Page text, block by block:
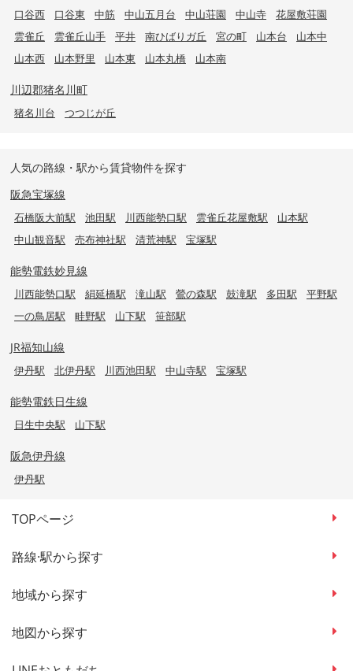
口谷西 口谷東 中筋 中山五月台 中山荘園 中山寺
花屋敷荘園
雲雀丘
雲雀丘山手 平井 南ひばりガ丘 宮の町 山本台
山本中
山本西
山本野里 山本東 山本丸橋 山本南
川辺郡猪名川町
猪名川台 つつじが丘
人気の路線・駅から賃貸物件を探す
阪急宝塚線
石橋阪大前駅 池田駅 川西能勢口駅 雲雀丘花屋敷駅
山本駅
中山観音駅
売布神社駅 清荒神駅 宝塚駅
能勢電鉄妙見線
川西能勢口駅 絹延橋駅 滝山駅 鶯の森駅 鼓滝駅 多田駅
平野駅
一の鳥居駅
畦野駅 山下駅 笹部駅
JR福知山線
伊丹駅 北伊丹駅 川西池田駅 中山寺駅 宝塚駅
能勢電鉄日生線
日生中央駅 山下駅
阪急伊丹線
伊丹駅
TOPページ
路線·駅から探す
地域から探す
地図から探す